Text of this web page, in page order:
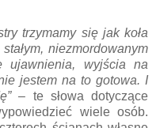
trzymamy się jak koła
niezmordowanym
ujawnienia, wyjścia na
jestem na to gotowa. I
– te słowa dotyczące
wiele osób.